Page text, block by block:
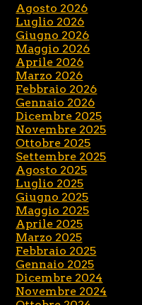
Agosto 2026
Luglio 2026
Giugno 2026
Maggio 2026
Aprile 2026
Marzo 2026
Febbraio 2026
Gennaio 2026
Dicembre 2025
Novembre 2025
Ottobre 2025
Settembre 2025
Agosto 2025
Luglio 2025
Giugno 2025
Maggio 2025
Aprile 2025
Marzo 2025
Febbraio 2025
Gennaio 2025
Dicembre 2024
Novembre 2024